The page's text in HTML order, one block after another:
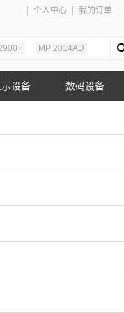
个人中心 我的订单
MP 2014AD
设备 数码设备